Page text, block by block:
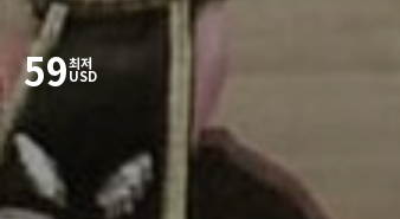
59최저
USD